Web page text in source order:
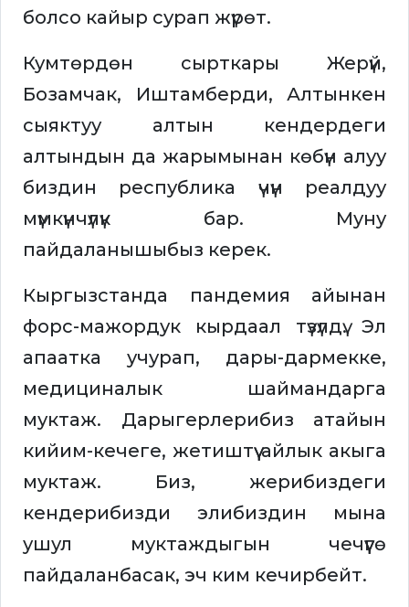
болсо кайыр сурап жүрөт.
Кумтөрдөн сырткары Жерүй,
Бозамчак, Иштамберди, Алтынкен
сыяктуу алтын кендердеги
алтындын да жарымынан көбүн алуу
биздин республика үчүн реалдуу
мүмкүнчүлүк бар. Муну
пайдаланышыбыз керек.
Кыргызстанда пандемия айынан
форс-мажордук кырдаал түзүлдү. Эл
апаатка учурап, дары-дармекке,
медициналык шаймандарга
муктаж. Дарыгерлерибиз атайын
кийим-кечеге, жетиштүү айлык акыга
муктаж. Биз, жерибиздеги
кендерибизди элибиздин мына
ушул муктаждыгын чечүүгө
пайдаланбасак, эч ким кечирбейт.